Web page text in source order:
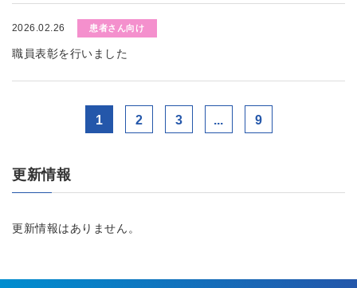
2026.02.26 患者さん向け
職員表彰を行いました
1 2 3 ... 9
更新情報
更新情報はありません。